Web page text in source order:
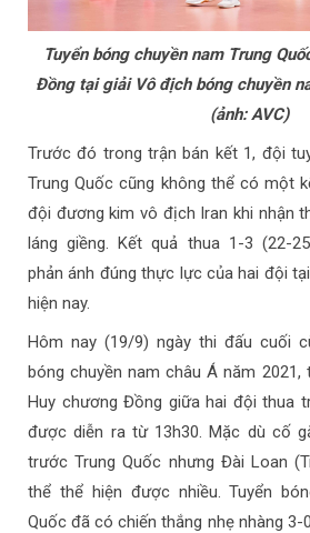
Tuyển bóng chuyền nam Trung
Đồng tại giải Vô địch bóng chuyền
(ảnh: AVC)
Trước đó trong trận bán kết 1, đội
Trung Quốc cũng không thể có một
đội đương kim vô địch Iran khi nhận
láng giềng. Kết quả thua 1-3 (22-
phản ánh đúng thực lực của hai đội
hiện nay.
Hôm nay (19/9) ngày thi đấu cuối
bóng chuyền nam châu Á năm
Huy chương Đồng giữa hai đội thua
được diễn ra từ 13h30. Mặc dù cố
trước Trung Quốc nhưng Đài Loan
thể thể hiện được nhiều. Tuyển
Quốc đã có chiến thắng nhẹ nhàng 3-